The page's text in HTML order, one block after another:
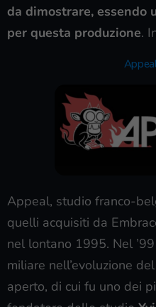
da dimostrare, essendo
per questa produzione.
Appeal, studio franco-
quelli acquisiti da
nel lontano 1995. Nel
miliare nell’evoluzione
aperto, di cui fu uno dei